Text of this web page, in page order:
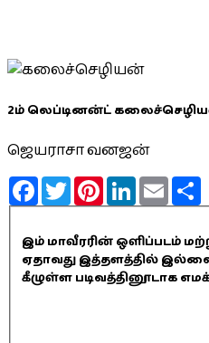
2ம் லெப்டினன்ட்
ஜெயராசா வனஜன்
FacebookTwitterPinterestLinkedInEmail
இம் மாவீரரின் ஒளிப்படம்
ஏதாவது இத்தளத்தில்
கீழுள்ள படிவத்தினூடாக